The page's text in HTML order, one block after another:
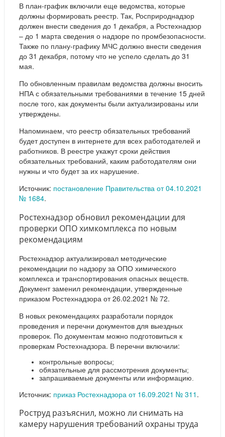
В план-график включили еще ведомства, которые
должны формировать реестр. Так, Росприроднадзор
должен внести сведения до 1 декабря, а Ростехнадзор
– до 1 марта сведения о надзоре по промбезопасности.
Также по плану-графику МЧС должно внести сведения
до 31 декабря, потому что не успело сделать до 31
мая.
По обновленным правилам ведомства должны вносить
НПА с обязательными требованиями в течение 15 дней
после того, как документы были актуализированы или
утверждены.
Напоминаем, что реестр обязательных требований
будет доступен в интернете для всех работодателей и
работников. В реестре укажут сроки действия
обязательных требований, каким работодателям они
нужны и что будет за их нарушение.
Источник: постановление Правительства от 04.10.2021
№ 1684.
Ростехнадзор обновил рекомендации для
проверки ОПО химкомплекса по новым
рекомендациям
Ростехнадзор актуализировал методические
рекомендации по надзору за ОПО химического
комплекса и транспортирования опасных веществ.
Документ заменил рекомендации, утвержденные
приказом Ростехнадзора от 26.02.2021 № 72.
В новых рекомендациях разработали порядок
проведения и перечни документов для выездных
проверок. По документам можно подготовиться к
проверкам Ростехнадзора. В перечни включили:
контрольные вопросы;
обязательные для рассмотрения документы;
запрашиваемые документы или информацию.
Источник: приказ Ростехнадзора от 16.09.2021 № 311 .
Роструд разъяснил, можно ли снимать на
камеру нарушения требований охраны труда